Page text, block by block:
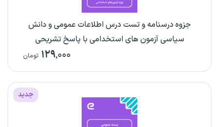
جزوه درسنامه و تست درس اطلاعات عمومی و دانش
سیاسی آزمون های استخدامی با پاسخ تشریحی
۱۲۹,۰۰۰ تومان
جدید